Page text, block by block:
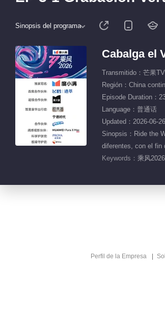
Sinopsis del programa
Cabalga el
Transmitido：芒果TV
Región：China
Episode Duration：
Language：普通话
Updated：2026-06-
Sinopsis：Ride the
diferentes, con el fin
Keywords： 乘风
Perfil de la Empresa